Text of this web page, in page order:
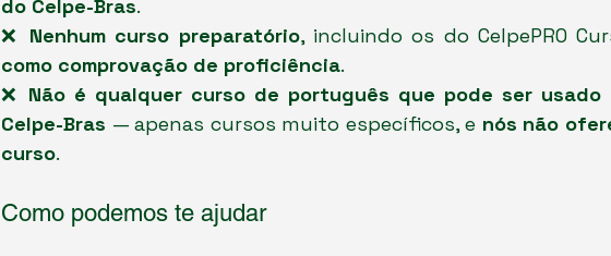
do Celpe-Bras.
❌ Nenhum curso preparatório, incluindo os do CelpePRO
como comprovação de proficiência.
❌ Não é qualquer curso de português que pode ser
Celpe-Bras — apenas cursos muito específicos, e nós não
curso.
Como podemos te ajudar